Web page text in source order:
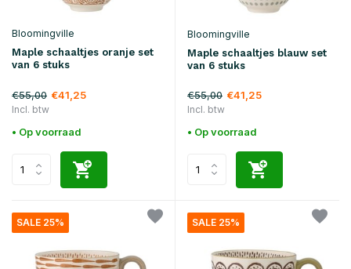
Bloomingville
Maple schaaltjes oranje set
van 6 stuks
€55,00 €41,25
Incl. btw
• Op voorraad
Bloomingville
Maple schaaltjes blauw set
van 6 stuks
€55,00 €41,25
Incl. btw
• Op voorraad
SALE 25% SALE 25%